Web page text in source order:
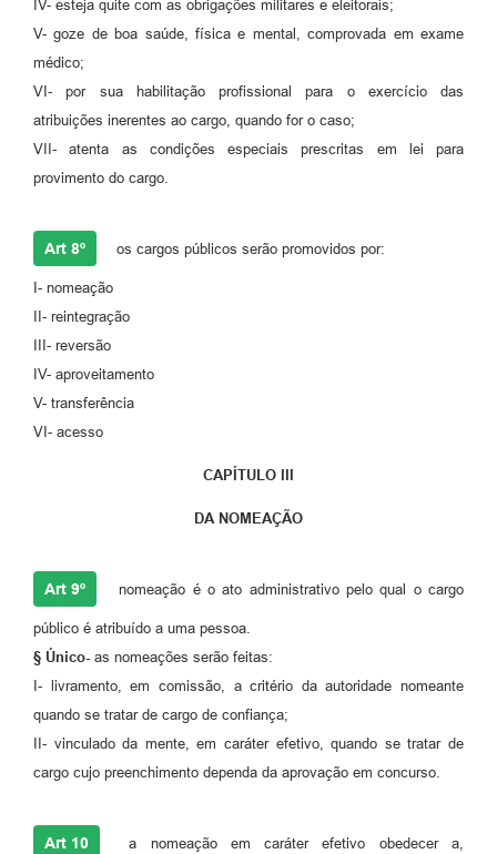
IV- esteja quite com as obrigações militares e eleitorais;
V- goze de boa saúde, física e mental, comprovada em exame
médico;
VI- por sua habilitação profissional para o exercício das
atribuições inerentes ao cargo, quando for o caso;
VII- atenta as condições especiais prescritas em lei para
provimento do cargo.
Art 8º os cargos públicos serão promovidos por:
I- nomeação
II- reintegração
III- reversão
IV- aproveitamento
V- transferência
VI- acesso
CAPÍTULO III
DA NOMEAÇÃO
Art 9º nomeação é o ato administrativo pelo qual o cargo
público é atribuído a uma pessoa.
§ Único-as nomeações serão feitas:
I- livramento, em comissão, a critério da autoridade nomeante
quando se tratar de cargo de confiança;
II- vinculado da mente, em caráter efetivo, quando se tratar de
cargo cujo preenchimento dependa da aprovação em concurso.
Art 10 a nomeação em caráter efetivo obedecer a,